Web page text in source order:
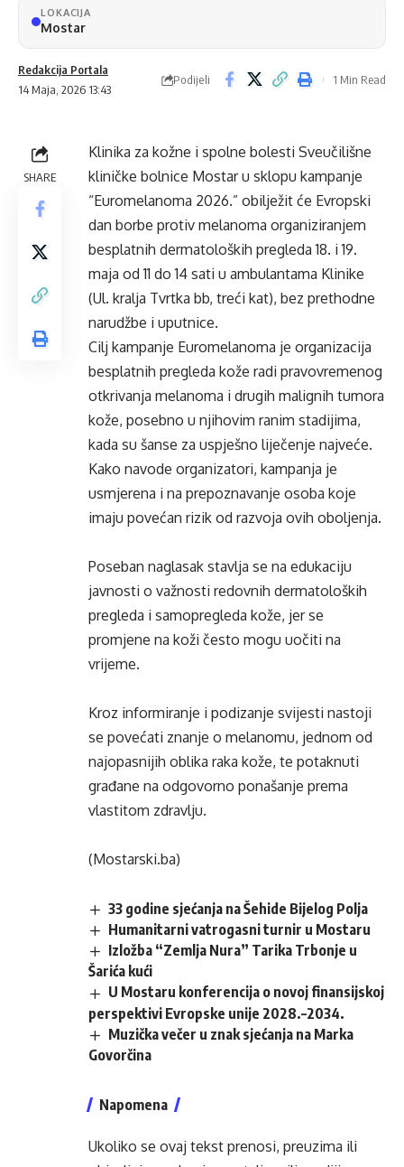
LOKACIJA
Mostar
14 Maja, 2026 13:43
Redakcija Portala
Podijeli 1 Min Read
SHARE
Klinika za kožne i spolne bolesti Sveučilišne
kliničke bolnice Mostar u sklopu kampanje
“Euromelanoma 2026.” obilježit će Evropski
dan borbe protiv melanoma organiziranjem
besplatnih dermatoloških pregleda 18. i 19.
maja od 11 do 14 sati u ambulantama Klinike
(Ul. kralja Tvrtka bb, treći kat), bez prethodne
narudžbe i uputnice.
Cilj kampanje Euromelanoma je organizacija
besplatnih pregleda kože radi pravovremenog
otkrivanja melanoma i drugih malignih tumora
kože, posebno u njihovim ranim stadijima,
kada su šanse za uspješno liječenje najveće.
Kako navode organizatori, kampanja je
usmjerena i na prepoznavanje osoba koje
imaju povećan rizik od razvoja ovih oboljenja.
Poseban naglasak stavlja se na edukaciju
javnosti o važnosti redovnih dermatoloških
pregleda i samopregleda kože, jer se
promjene na koži često mogu uočiti na
vrijeme.
Kroz informiranje i podizanje svijesti nastoji
se povećati znanje o melanomu, jednom od
najopasnijih oblika raka kože, te potaknuti
građane na odgovorno ponašanje prema
vlastitom zdravlju.
(Mostarski.ba)
33 godine sjećanja na Šehide Bijelog Polja
Humanitarni vatrogasni turnir u Mostaru
Izložba “Zemlja Nura” Tarika Trbonje u
Šarića kući
U Mostaru konferencija o novoj finansijskoj
perspektivi Evropske unije 2028.–2034.
Muzička večer u znak sjećanja na Marka
Govorčina
Napomena
Ukoliko se ovaj tekst prenosi, preuzima ili